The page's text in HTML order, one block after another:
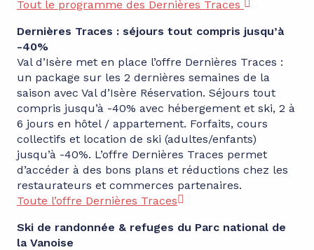
Tout le programme des Dernières Traces
Dernières Traces : séjours tout compris jusqu’à
-40%
Val d’Isère met en place l’offre Dernières Traces :
un package sur les 2 dernières semaines de la
saison avec Val d’Isère Réservation. Séjours tout
compris jusqu’à -40% avec hébergement et ski, 2 à
6 jours en hôtel / appartement. Forfaits, cours
collectifs et location de ski (adultes/enfants)
jusqu’à -40%. L’offre Dernières Traces permet
d’accéder à des bons plans et réductions chez les
restaurateurs et commerces partenaires.
Toute l’offre Dernières Traces
Ski de randonnée & refuges du Parc national de
la Vanoise